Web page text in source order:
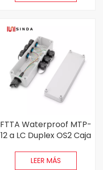
FTTA Waterproof MTP-
12 a LC Duplex OS2 Caja
óptica
LEER MÁS